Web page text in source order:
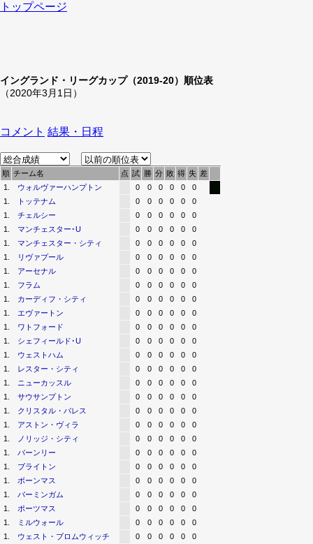
トップページ
イングランド・リーグカップ（2019-20）順位表
（2020年3月1日）
コメント 結果・日程
順 チーム名 点 試 勝 分 敗 得 失 差
1.
ウォルヴァーハンプトン 0 0 0 0 0
0
1.
トッテナム 0 0 0 0 0
0
1.
チェルシー 0 0 0 0 0
0
1.
マンチェスター･U 0 0 0 0 0
0
1.
マンチェスター・シティ 0 0 0 0 0
0
1.
リヴァプール 0 0 0 0 0
0
1.
アーセナル 0 0 0 0 0
0
1.
フラム 0 0 0 0 0
0
1.
カーディフ・シティ 0 0 0 0 0
0
1.
エヴァートン 0 0 0 0 0
0
1.
ワトフォード 0 0 0 0 0
0
1.
シェフィールド･U 0 0 0 0 0
0
1.
ウェストハム 0 0 0 0 0
0
1.
レスター・シティ 0 0 0 0 0
0
1.
ニューカッスル 0 0 0 0 0
0
1.
サウサンプトン 0 0 0 0 0
0
1.
クリスタル・パレス 0 0 0 0 0
0
1.
アストン・ヴィラ 0 0 0 0 0
0
1.
ノリッジ・シティ 0 0 0 0 0
0
1.
バーンリー 0 0 0 0 0
0
1.
ブライトン 0 0 0 0 0
0
1.
ボーンマス 0 0 0 0 0
0
1.
バーミンガム 0 0 0 0 0
0
1.
ポーツマス 0 0 0 0 0
0
1.
ミルウォール 0 0 0 0 0
0
1.
ウェスト・ブロムウィッチ 0 0 0 0 0
0